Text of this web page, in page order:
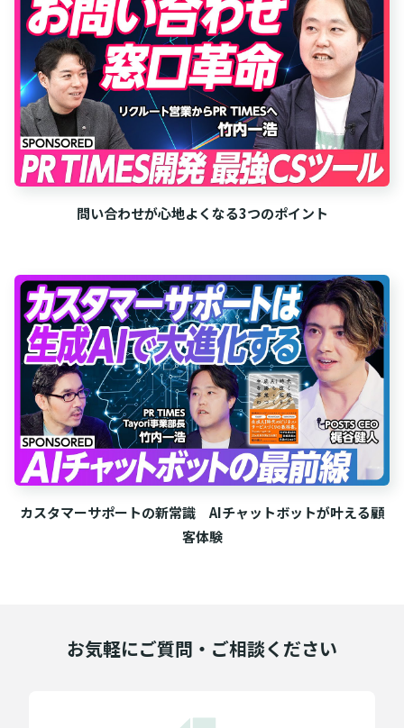
問い合わせが心地よくなる3つのポイント
カスタマーサポートの新常識 AIチャットボットが叶える顧
客体験
お気軽にご質問・ご相談ください